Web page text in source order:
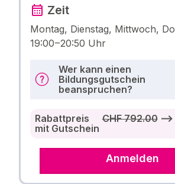
Zeit
Montag, Dienstag, Mittwoch,
19:00 – 20:50 Uhr
Wer kann einen
Bildungsgutschein
beanspruchen?
Rabattpreis
mit Gutschein
CHF 792.00⟶
Anmelden